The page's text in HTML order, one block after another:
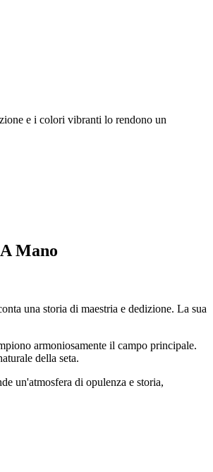
e i colori vibranti lo rendono un
Mano
una storia di maestria e dedizione. La sua
armoniosamente il campo principale.
della seta.
un'atmosfera di opulenza e storia,